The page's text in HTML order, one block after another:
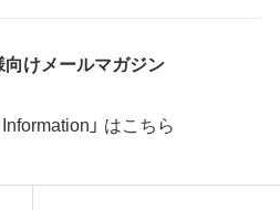
けメールマガジン
Information」 はこちら